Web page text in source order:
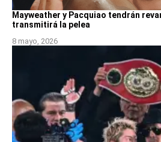
Mayweather y Pacquiao tendrán
transmitirá la pelea
8 mayo, 2026